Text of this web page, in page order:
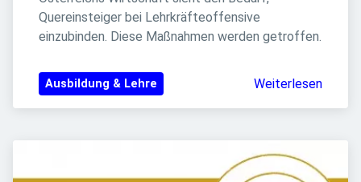
Quereinsteiger bei Lehrkräfteoffensive
einzubinden. Diese Maßnahmen werden getroffen.
Ausbildung & Lehre Weiterlesen